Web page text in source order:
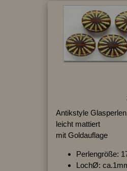
Antikstyle
leicht mattiert
mit Goldauflage
Perlengröße:
LochØ: